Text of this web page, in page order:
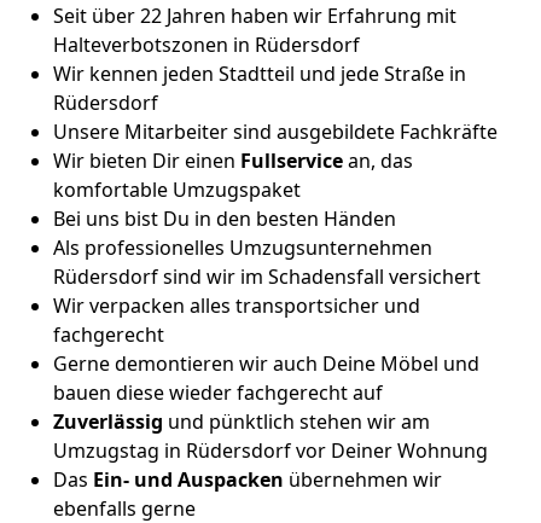
Seit über 22 Jahren haben wir Erfahrung mit
Halteverbotszonen in Rüdersdorf
Wir kennen jeden Stadtteil und jede Straße in
Rüdersdorf
Unsere Mitarbeiter sind ausgebildete Fachkräfte
Wir bieten Dir einen Fullservicean, das
komfortable Umzugspaket
Bei uns bist Du in den besten Händen
Als professionelles Umzugsunternehmen
Rüdersdorf sind wir im Schadensfall versichert
Wir verpacken alles transportsicher und
fachgerecht
Gerne demontieren wir auch Deine Möbel und
bauen diese wieder fachgerecht auf
Zuverlässig und pünktlich stehen wir am
Umzugstag in Rüdersdorf vor Deiner Wohnung
Das Ein- und Auspacken übernehmen wir
ebenfalls gerne